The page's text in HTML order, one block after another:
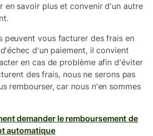
en savoir plus et convenir d'un autre
peuvent vous facturer des frais en
d'un paiement, il convient
en cas de problème afin d'éviter
des frais, nous ne serons pas
rembourser, car nous n'en sommes
demander le remboursement de
automatique